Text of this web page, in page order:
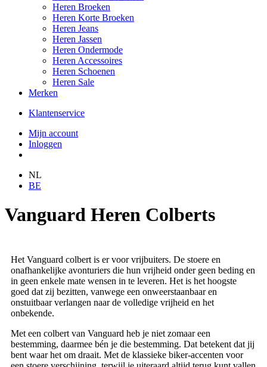
Heren Broeken
Heren Korte Broeken
Heren Jeans
Heren Jassen
Heren Ondermode
Heren Accessoires
Heren Schoenen
Heren Sale
Merken
Klantenservice
Mijn account
Inloggen
NL
BE
Vanguard Heren Colberts
Het Vanguard colbert is er voor vrijbuiters. De stoere en
onafhankelijke avonturiers die hun vrijheid onder geen beding en
in geen enkele mate wensen in te leveren. Het is het hoogste
goed dat zij bezitten, vanwege een onweerstaanbaar en
onstuitbaar verlangen naar de volledige vrijheid en het
onbekende.
Met een colbert van Vanguard heb je niet zomaar een
bestemming, daarmee bén je die bestemming. Dat betekent dat jij
bent waar het om draait. Met de klassieke biker-accenten voor